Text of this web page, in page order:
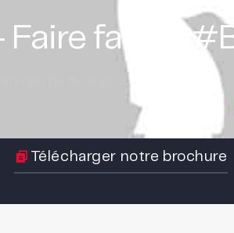
face à
Télécharger notre brochure